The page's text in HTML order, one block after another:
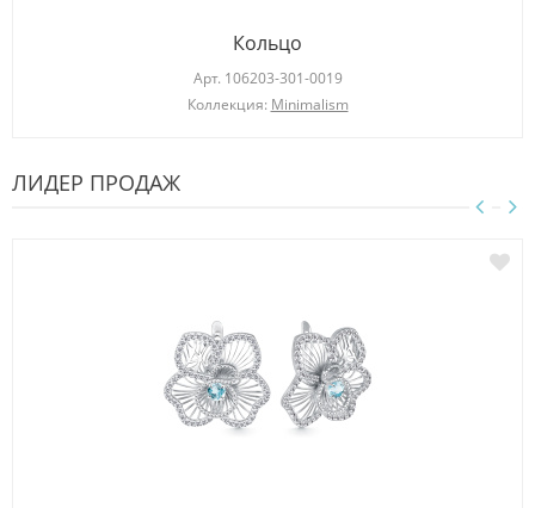
Кольцо
Арт. 106203-301-0019
Коллекция: Minimalism
ЛИДЕР ПРОДАЖ